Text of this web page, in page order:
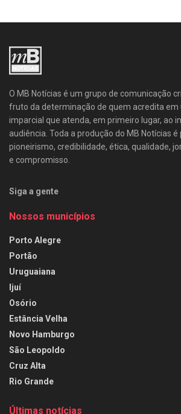
O MB Notícias é um grupo de comunicação
fruto da determinação de quem acredita em
imparcial que atenda, em primeiro lugar, ao
audiência. Toda a produção do MB Notícias
pioneirismo, credibilidade, ética, qualidade,
e compromisso.
Siga a gente
Nossos municípios
Porto Alegre
Portão
Uruguaiana
Ijuí
Osório
Estância Velha
Novo Hamburgo
São Leopoldo
Cruz Alta
Rio Grande
Últimas notícias